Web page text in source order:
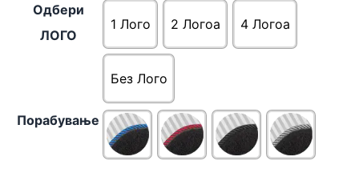
Одбери
ЛОГО
1 Лого 2 Логоa 4 Логоa
Без Лого
Порабување